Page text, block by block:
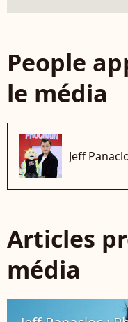
People
le média
Jeff
Articles
média